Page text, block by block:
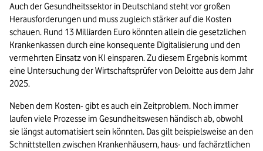
Auch der Gesundheitssektor in Deutschland steht vor großen
Herausforderungen und muss zugleich stärker auf die Kosten
schauen. Rund 13 Milliarden Euro könnten allein die gesetzlichen
Krankenkassen durch eine konsequente Digitalisierung und den
vermehrten Einsatz von KI einsparen. Zu diesem Ergebnis kommt
eine Untersuchung der Wirtschaftsprüfer von Deloitte aus dem Jahr
2025.
Neben dem Kosten- gibt es auch ein Zeitproblem. Noch immer
laufen viele Prozesse im Gesundheitswesen händisch ab, obwohl
sie längst automatisiert sein könnten. Das gilt beispielsweise an den
Schnittstellen zwischen Krankenhäusern, haus- und fachärztlichen